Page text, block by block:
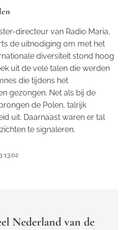
directeur van Radio Maria,
de uitnodiging om met het
diversiteit stond hoog
uit de vele talen die werden
die tijdens het
gezongen. Net als bij de
de Polen, talrijk
uit. Daarnaast waren er tal
te signaleren.
13:02
Nederland van de